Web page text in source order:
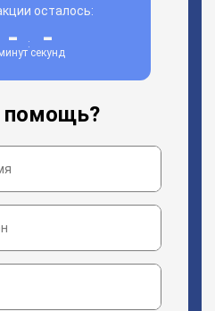
осталось:
- : -
секунд
помощь?